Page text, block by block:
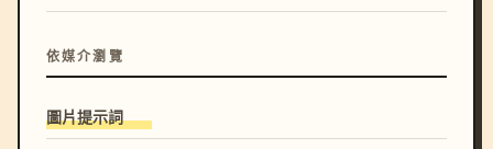
依媒介瀏覽
圖片提示詞